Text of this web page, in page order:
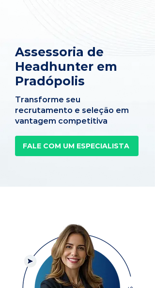
Assessoria de
Headhunter em
Pradópolis
Transforme seu
recrutamento e seleção em
vantagem competitiva
FALE COM UM ESPECIALISTA